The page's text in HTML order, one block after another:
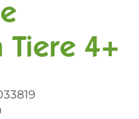
Tiere 4+